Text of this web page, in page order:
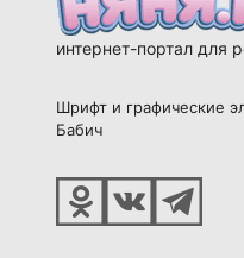
интернет-портал для
Шрифт и графические
Бабич